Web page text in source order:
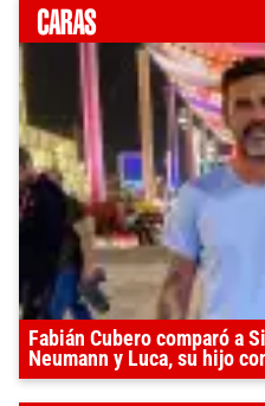
Fabián Cubero comparó a
Neumann y Luca, su hijo